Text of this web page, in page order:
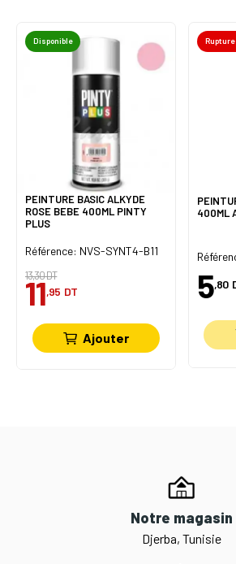
Disponible
PEINTURE BASIC ALKYDE
ROSE BEBE 400ML PINTY
PLUS
Référence: NVS-SYNT4-B11
13,30 DT
11,95 DT
Ajouter
Rupture
400ML
5,80
Notre magasin
Djerba, Tunisie